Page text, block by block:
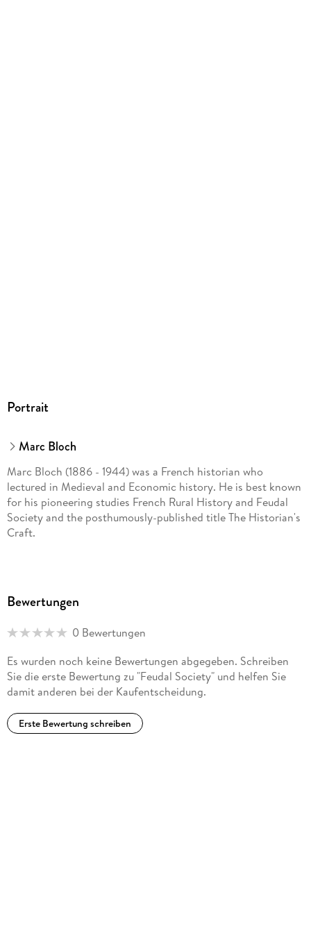
Portrait
Marc Bloch
Marc Bloch (1886 - 1944) was a French historian who
lectured in Medieval and Economic history. He is best known
for his pioneering studies French Rural History and Feudal
Society and the posthumously-published title The Historian's
Craft.
Bewertungen
0 Bewertungen
Es wurden noch keine Bewertungen abgegeben. Schreiben
Sie die erste Bewertung zu "Feudal Society" und helfen Sie
damit anderen bei der Kaufentscheidung.
Erste Bewertung schreiben